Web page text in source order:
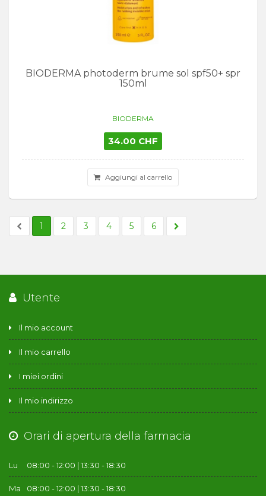
BIODERMA photoderm brume sol spf50+ spr
150ml
BIODERMA
34.00 CHF
Aggiungi al carrello
1 2 3 4 5 6
Utente
Il mio account
Il mio carrello
I miei ordini
Il mio indirizzo
Orari di apertura della farmacia
Lu 08:00 - 12:00 | 13:30 - 18:30
Ma 08:00 - 12:00 | 13:30 - 18:30